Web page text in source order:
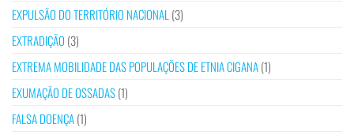
EXPULSÃO DO TERRITÓRIO NACIONAL (3)
EXTRADIÇÃO (3)
EXTREMA MOBILIDADE DAS POPULAÇÕES DE ETNIA CIGANA(1)
EXUMAÇÃO DE OSSADAS(1)
FALSA DOENÇA(1)